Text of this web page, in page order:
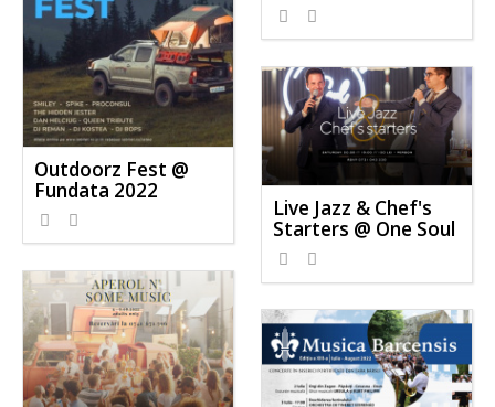
1079
Outdoorz Fest @
Fundata 2022
865
Live Jazz & Chef's
Starters @ One Soul
814